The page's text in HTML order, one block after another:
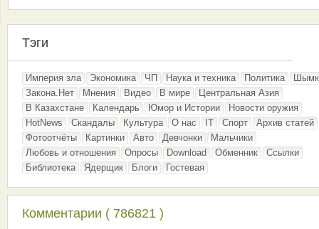
Тэги
Империя зла Экономика ЧП Наука и техника Политика
Закона.Нет
Мнения Видео В мире
Центральная Азия
В Казахстане
Календарь Юмор и Истории
Новости оружия
HotNews
Скандалы Культура О нас IT Спорт
Архив статей
Фотоотчёты
Картинки Авто Девчонки
Мальчики
Любовь и отношения
Опросы Download Обменник
Ссылки
Библиотека
Ядерщик Блоги Гостевая
Комментарии ( 786821 )